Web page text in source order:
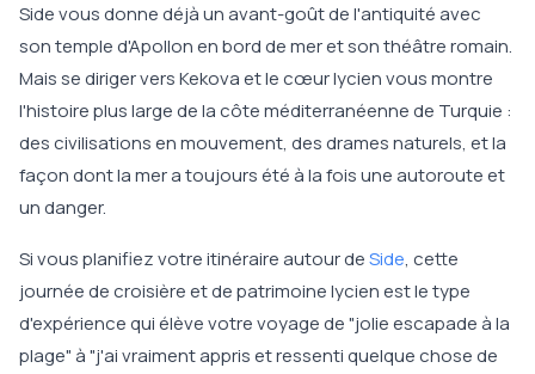
Side vous donne déjà un avant-goût de l'antiquité avec
son temple d'Apollon en bord de mer et son théâtre romain.
Mais se diriger vers Kekova et le cœur lycien vous montre
l'histoire plus large de la côte méditerranéenne de Turquie :
des civilisations en mouvement, des drames naturels, et la
façon dont la mer a toujours été à la fois une autoroute et
un danger.
Si vous planifiez votre itinéraire autour deSide, cette
journée de croisière et de patrimoine lycien est le type
d'expérience qui élève votre voyage de "jolie escapade à la
plage" à "j'ai vraiment appris et ressenti quelque chose de